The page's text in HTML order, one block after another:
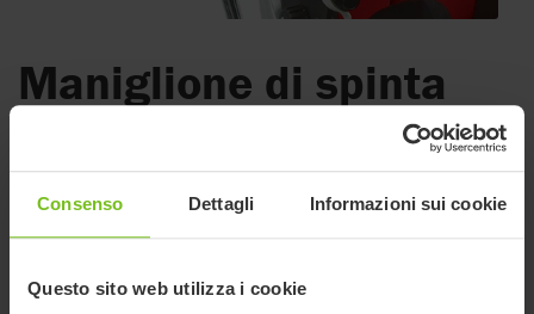
Consenso Dettagli Informazioni sui cookie
Questo sito web utilizza i cookie
Maniglione di spinta
interni
High-low:x Frame può essere dotata di un maniglione di